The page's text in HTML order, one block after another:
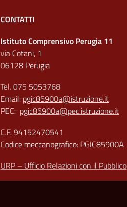
CONTATTI
Istituto Comprensivo Perugia 11
via Cotani, 1
06128 Perugia
Tel. 075 5053768
Email: pgic85900a@istruzione.it
PEC: pgic85900a@pec.istruzione.it
C.F. 94152470541
Codice meccanografico: PGIC85900A
URP – Ufficio Relazioni con il Pubblico